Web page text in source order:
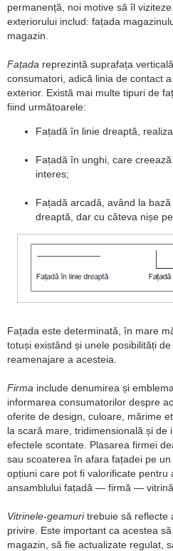
permanență, noi motive să îl
exteriorului includ: fațada
magazin.
Fațada reprezintă suprafața
consumatori, adică linia de contact
exterior. Există mai multe tipuri de
fiind următoarele:
Fațadă în linie dreaptă,
Fațadă în unghi, care
interes;
Fațadă arcadă, având la
dreaptă, dar cu câteva nișe
Fațada este determinată, în mare
totuși existând și unele posibilități
reamenajare a acesteia.
Firma include denumirea și
informarea consumatorilor despre
oferite de design, culoare, mărime
la scară mare, tridimensională și de
efectele scontate. Plasarea firmei
sau scoaterea în afara fațadei pe
opțiuni care pot fi valorificate
ansamblului fațadă — firmă — vitrină.
Vitrinele-geamuritrebuie să reflecte
privire. Este important ca acestea
magazin, să fie actualizate regulat,